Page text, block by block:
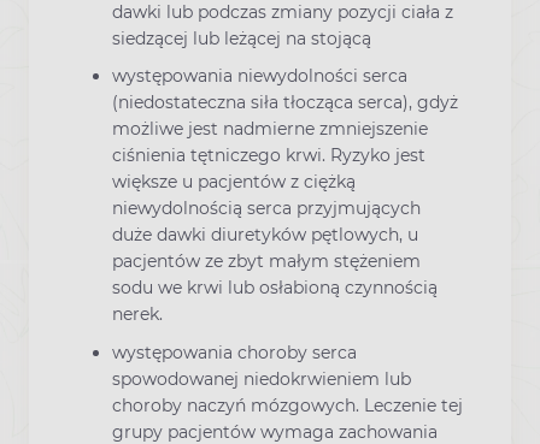
dawki lub podczas zmiany pozycji ciała z
siedzącej lub leżącej na stojącą
występowania niewydolności serca
(niedostateczna siła tłocząca serca), gdyż
możliwe jest nadmierne zmniejszenie
ciśnienia tętniczego krwi. Ryzyko jest
większe u pacjentów z ciężką
niewydolnością serca przyjmujących
duże dawki diuretyków pętlowych, u
pacjentów ze zbyt małym stężeniem
sodu we krwi lub osłabioną czynnością
nerek.
występowania choroby serca
spowodowanej niedokrwieniem lub
choroby naczyń mózgowych. Leczenie tej
grupy pacjentów wymaga zachowania